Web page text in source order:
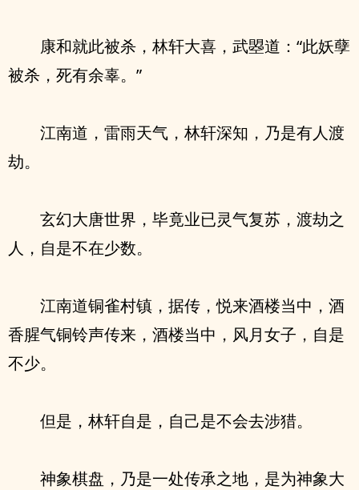
康和就此被杀，林轩大喜，武曌道：“此妖孽
被杀，死有余辜。”
江南道，雷雨天气，林轩深知，乃是有人渡
劫。
玄幻大唐世界，毕竟业已灵气复苏，渡劫之
人，自是不在少数。
江南道铜雀村镇，据传，悦来酒楼当中，酒
香腥气铜铃声传来，酒楼当中，风月女子，自是
不少。
但是，林轩自是，自己是不会去涉猎。
神象棋盘，乃是一处传承之地，是为神象大